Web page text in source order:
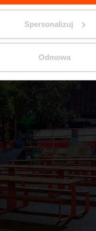
Spersonalizuj
Odmowa